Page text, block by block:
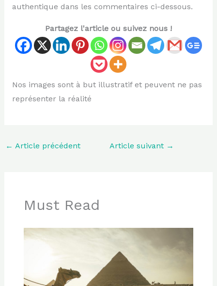
authentique dans les commentaires ci-dessous.
Partagez l'article ou suivez nous !
Nos images sont à but illustratif et peuvent ne pas
représenter la réalité
← Article précédent Article suivant →
Must Read